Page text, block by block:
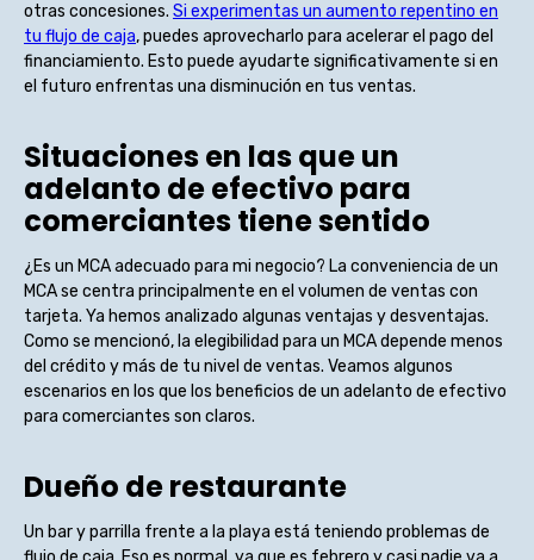
otras concesiones. Si experimentas un aumento repentino en
tu flujo de caja, puedes aprovecharlo para acelerar el pago del
financiamiento. Esto puede ayudarte significativamente si en
el futuro enfrentas una disminución en tus ventas.
Situaciones en las que un
adelanto de efectivo para
comerciantes tiene sentido
¿Es un MCA adecuado para mi negocio? La conveniencia de un
MCA se centra principalmente en el volumen de ventas con
tarjeta. Ya hemos analizado algunas ventajas y desventajas.
Como se mencionó, la elegibilidad para un MCA depende menos
del crédito y más de tu nivel de ventas. Veamos algunos
escenarios en los que los beneficios de un adelanto de efectivo
para comerciantes son claros.
Dueño de restaurante
Un bar y parrilla frente a la playa está teniendo problemas de